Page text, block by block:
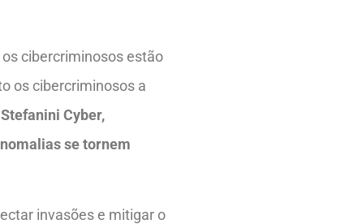
cibercriminosos estão
os cibercriminosos a
Cyber,
se tornem
invasões e mitigar o